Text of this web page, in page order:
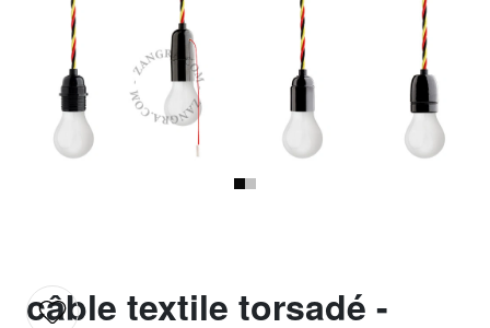
câble textile torsadé -